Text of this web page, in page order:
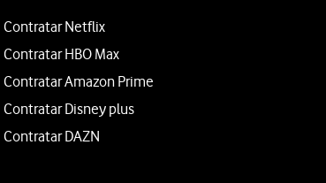
Contratar Netflix
Contratar HBO Max
Contratar Amazon Prime
Contratar Disney plus
Contratar DAZN